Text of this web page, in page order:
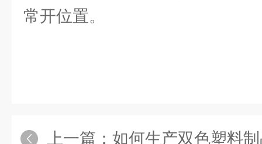
常开位置。
上一篇： 如何生产双色塑料